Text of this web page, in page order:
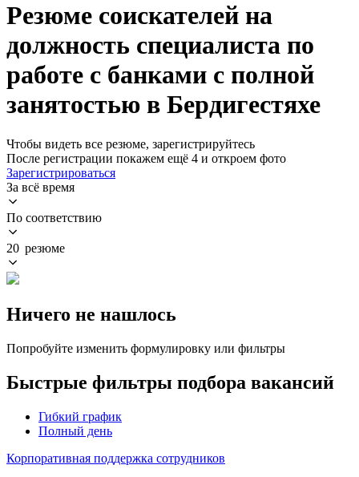
Резюме соискателей на
должность специалиста по
работе с банками с полной
занятостью в Бердигестяхе
Чтобы видеть все резюме, зарегистрируйтесь
После регистрации покажем ещё 4 и откроем фото
Зарегистрироваться
За всё время
По соответствию
20 резюме
Ничего не нашлось
Попробуйте изменить формулировку или фильтры
Быстрые фильтры подбора вакансий
Гибкий график
Полный день
Корпоративная поддержка сотрудников